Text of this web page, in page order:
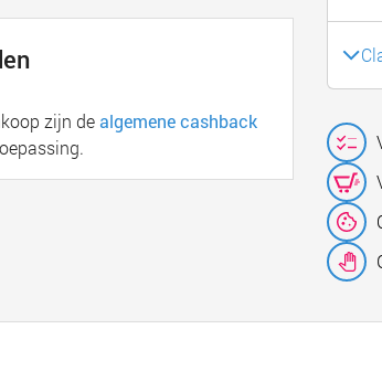
zijn dealgemene cashback